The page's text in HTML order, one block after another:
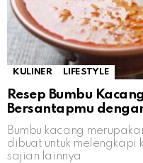
KULINER LIFESTYLE
Resep Bumbu
Bersantapmu
Bumbu kacang
dibuat untuk melengkapi
sajian lainnya